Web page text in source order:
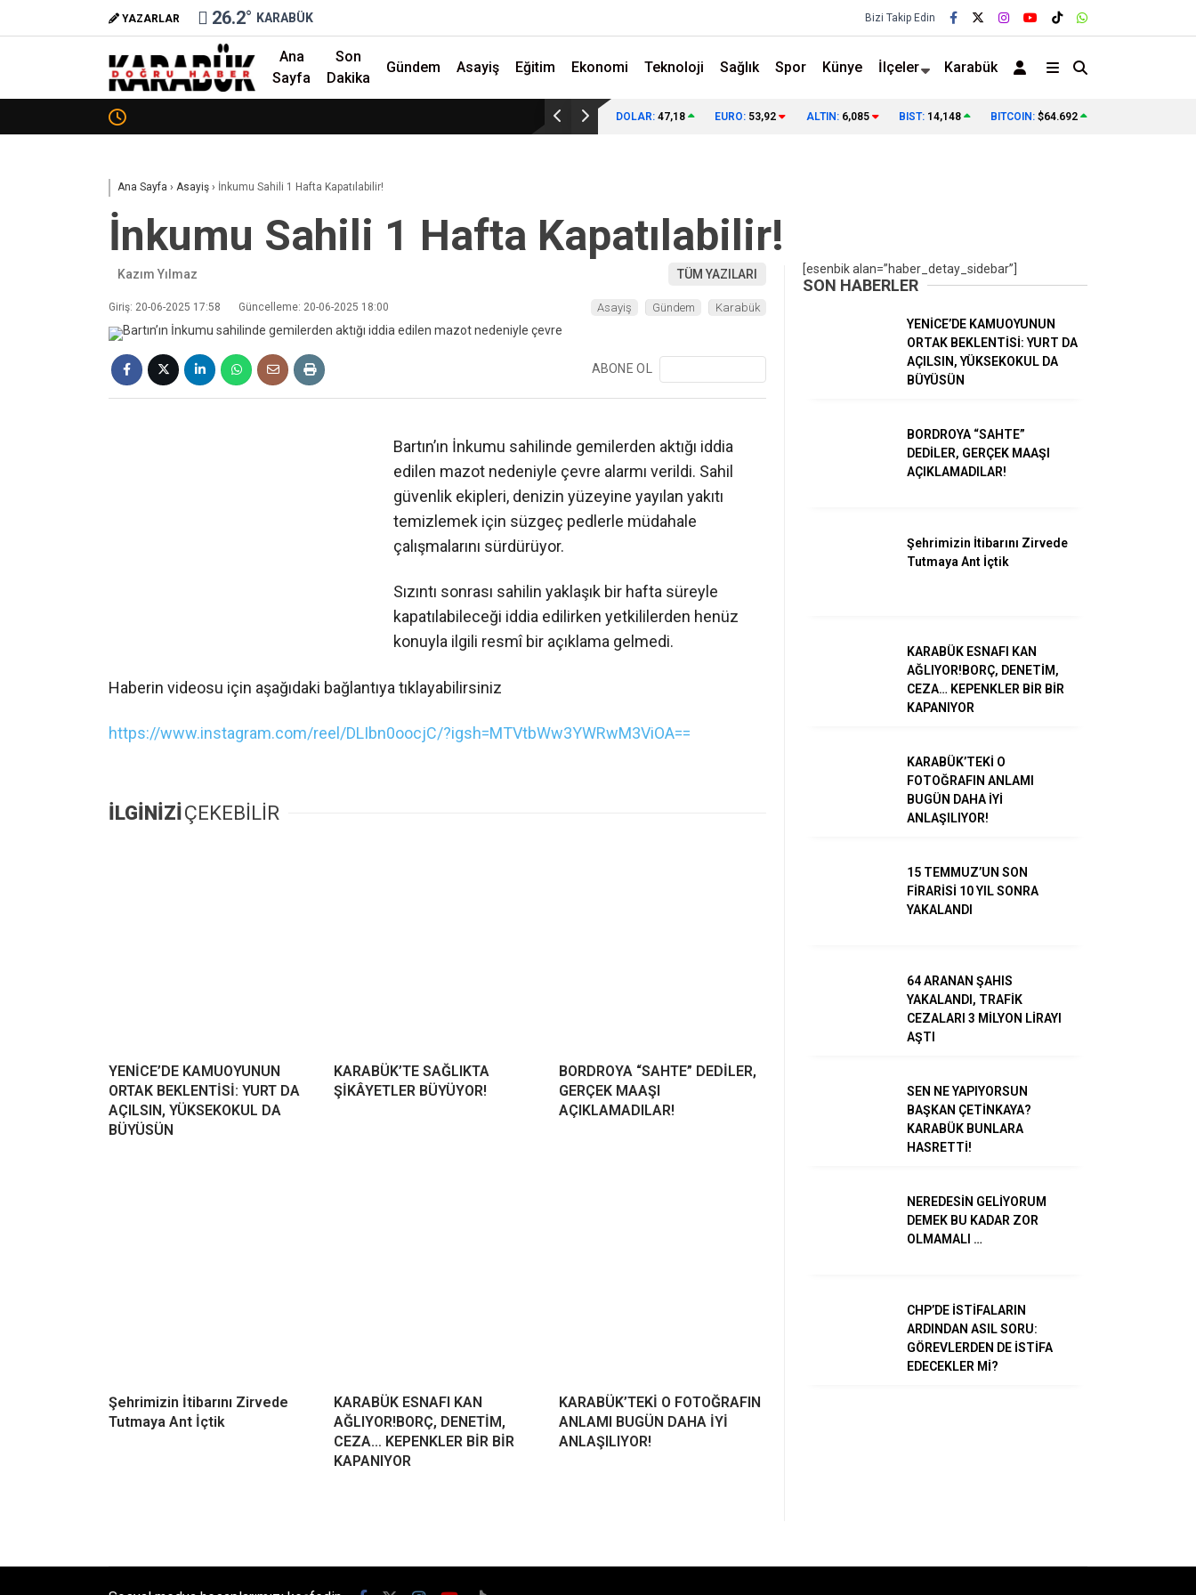
Gündem
Ekonomi
Spor
Teknoloji
YAZARLAR 26.2° KARABÜK Bizi Takip Edin
Ana
Sayfa
Son
Dakika
Gündem Asayiş Eğitim Ekonomi Teknoloji Sağlık Spor Künye İlçeler Karabük
DOLAR: 47,18 EURO: 53,92 ALTIN: 6,085 BIST: 14,148 BITCOIN: $64.692
Ana Sayfa › Asayiş › İnkumu Sahili 1 Hafta Kapatılabilir!
İnkumu Sahili 1 Hafta Kapatılabilir!
Kazım Yılmaz TÜM YAZILARI
Giriş: 20-06-2025 17:58 Güncelleme: 20-06-2025 18:00 Asayiş Gündem Karabük
ABONE OL
Bartın’ın İnkumu sahilinde gemilerden aktığı iddia
edilen mazot nedeniyle çevre alarmı verildi. Sahil
güvenlik ekipleri, denizin yüzeyine yayılan yakıtı
temizlemek için süzgeç pedlerle müdahale
çalışmalarını sürdürüyor.
Sızıntı sonrası sahilin yaklaşık bir hafta süreyle
kapatılabileceği iddia edilirken yetkililerden henüz
konuyla ilgili resmî bir açıklama gelmedi.
Haberin videosu için aşağıdaki bağlantıya tıklayabilirsiniz
https://www.instagram.com/reel/DLIbn0oocjC/?igsh=MTVtbWw3YWRwM3ViOA==
İLGİNİZİÇEKEBİLİR
YENİCE’DE KAMUOYUNUN
ORTAK BEKLENTİSİ: YURT DA
AÇILSIN, YÜKSEKOKUL DA
BÜYÜSÜN
KARABÜK’TE SAĞLIKTA
ŞİKÂYETLER BÜYÜYOR!
BORDROYA “SAHTE” DEDİLER,
GERÇEK MAAŞI
AÇIKLAMADILAR!
Şehrimizin İtibarını Zirvede
Tutmaya Ant İçtik
KARABÜK ESNAFI KAN
AĞLIYOR!BORÇ, DENETİM,
CEZA… KEPENKLER BİR BİR
KAPANIYOR
KARABÜK’TEKİ O FOTOĞRAFIN
ANLAMI BUGÜN DAHA İYİ
ANLAŞILIYOR!
[esenbik alan=”haber_detay_sidebar”]
SON HABERLER
YENİCE’DE KAMUOYUNUN
ORTAK BEKLENTİSİ: YURT DA
AÇILSIN, YÜKSEKOKUL DA
BÜYÜSÜN
BORDROYA “SAHTE”
DEDİLER, GERÇEK MAAŞI
AÇIKLAMADILAR!
Şehrimizin İtibarını Zirvede
Tutmaya Ant İçtik
KARABÜK ESNAFI KAN
AĞLIYOR!BORÇ, DENETİM,
CEZA… KEPENKLER BİR BİR
KAPANIYOR
KARABÜK’TEKİ O
FOTOĞRAFIN ANLAMI
BUGÜN DAHA İYİ
ANLAŞILIYOR!
15 TEMMUZ’UN SON
FİRARİSİ 10 YIL SONRA
YAKALANDI
64 ARANAN ŞAHIS
YAKALANDI, TRAFİK
CEZALARI 3 MİLYON LİRAYI
AŞTI
SEN NE YAPIYORSUN
BAŞKAN ÇETİNKAYA?
KARABÜK BUNLARA
HASRETTİ!
NEREDESİN GELİYORUM
DEMEK BU KADAR ZOR
OLMAMALI …
CHP’DE İSTİFALARIN
ARDINDAN ASIL SORU:
GÖREVLERDEN DE İSTİFA
EDECEKLER Mİ?